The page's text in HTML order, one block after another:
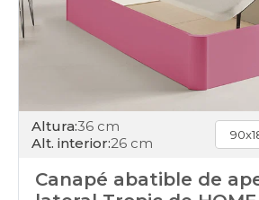
Altura:36 cm
Alt. interior:26 cm
Canapé abatible de